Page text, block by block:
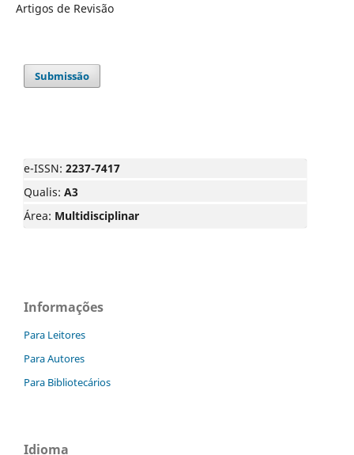
Artigos de Revisão
Submissão
e-ISSN: 2237-7417
Qualis: A3
Área: Multidisciplinar
Informações
Para Leitores
Para Autores
Para Bibliotecários
Idioma